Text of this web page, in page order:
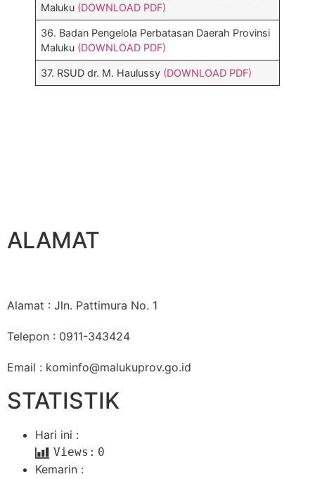
Maluku (DOWNLOAD PDF)
36. Badan Pengelola Perbatasan Daerah Provinsi
Maluku (DOWNLOAD PDF)
37. RSUD dr. M. Haulussy (DOWNLOAD PDF)
ALAMAT
Alamat : Jln. Pattimura No. 1
Telepon : 0911-343424
Email : kominfo@malukuprov.go.id
STATISTIK
Hari ini :
Views: 0
Kemarin :